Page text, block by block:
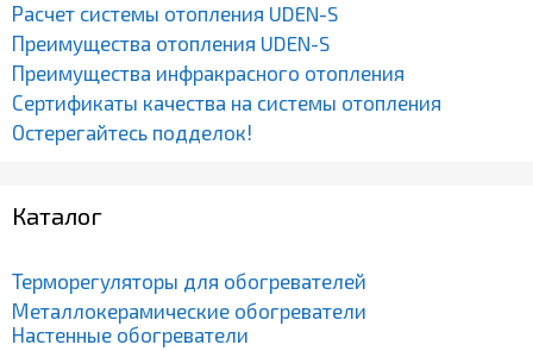
Расчет системы отопления UDEN-S
Преимущества отопления UDEN-S
Преимущества инфракрасного отопления
Сертификаты качества на системы отопления
Остерегайтесь подделок!
Каталог
Терморегуляторы для обогревателей
Металлокерамические обогреватели
Настенные обогреватели